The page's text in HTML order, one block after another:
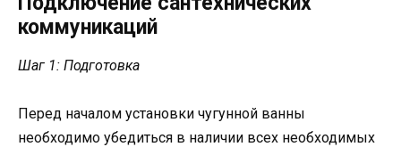
коммуникаций
Шаг 1: Подготовка
Перед началом установки чугунной ванны
необходимо убедиться в наличии всех необходимых